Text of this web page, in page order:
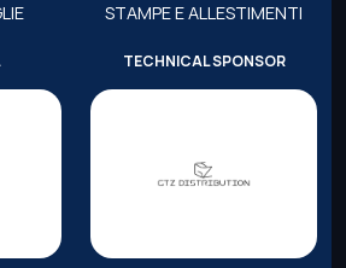
STAMPE E ALLESTIMENTI
TECHNICAL SPONSOR